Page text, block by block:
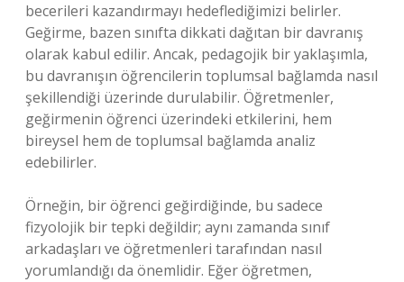
becerileri kazandırmayı hedeflediğimizi belirler.
Geğirme, bazen sınıfta dikkati dağıtan bir davranış
olarak kabul edilir. Ancak, pedagojik bir yaklaşımla,
bu davranışın öğrencilerin toplumsal bağlamda nasıl
şekillendiği üzerinde durulabilir. Öğretmenler,
geğirmenin öğrenci üzerindeki etkilerini, hem
bireysel hem de toplumsal bağlamda analiz
edebilirler.
Örneğin, bir öğrenci geğirdiğinde, bu sadece
fizyolojik bir tepki değildir; aynı zamanda sınıf
arkadaşları ve öğretmenleri tarafından nasıl
yorumlandığı da önemlidir. Eğer öğretmen,